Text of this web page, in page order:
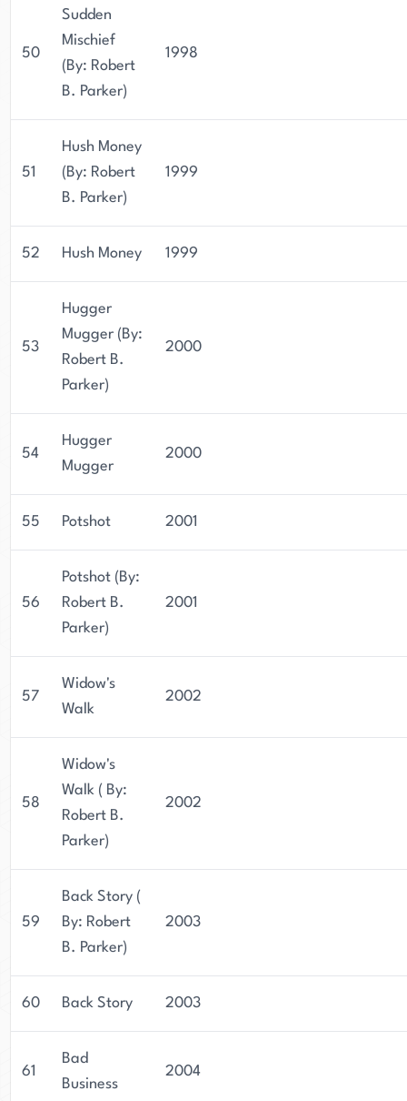
50
Sudden
Mischief
(By: Robert
B. Parker)
1998
51
Hush Money
(By: Robert
B. Parker)
1999
52 Hush Money 1999
53
Hugger
Mugger (By:
Robert B.
Parker)
2000
54
Hugger
Mugger
2000
55 Potshot 2001
56
Potshot (By:
Robert B.
Parker)
2001
57
Widow's
Walk
2002
58
Widow's
Walk ( By:
Robert B.
Parker)
2002
59
Back Story (
By: Robert
B. Parker)
2003
60 Back Story 2003
61
Bad
Business
2004